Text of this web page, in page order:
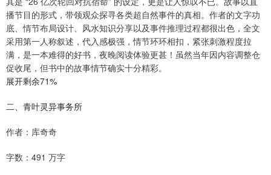
播节目的形式，带领观众探寻各类超自然事件的真相。作者的文字功
底、情节布局设计、风水知识分享以及事件推理过程都很出色，全文
采用第一人称叙述，代入感极强，情节环环相扣，紧张刺激程度拉
满，是一本难得的好书，夜晚阅读体验更甚！虽然当年因内容调整仓
促收尾，但书中的故事情节确实十分精彩。
展开剩余71%
二、青叶灵异事务所
作者：库奇奇
字数：491 万字